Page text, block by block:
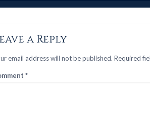
a Reply
email address will not be published. Required
*